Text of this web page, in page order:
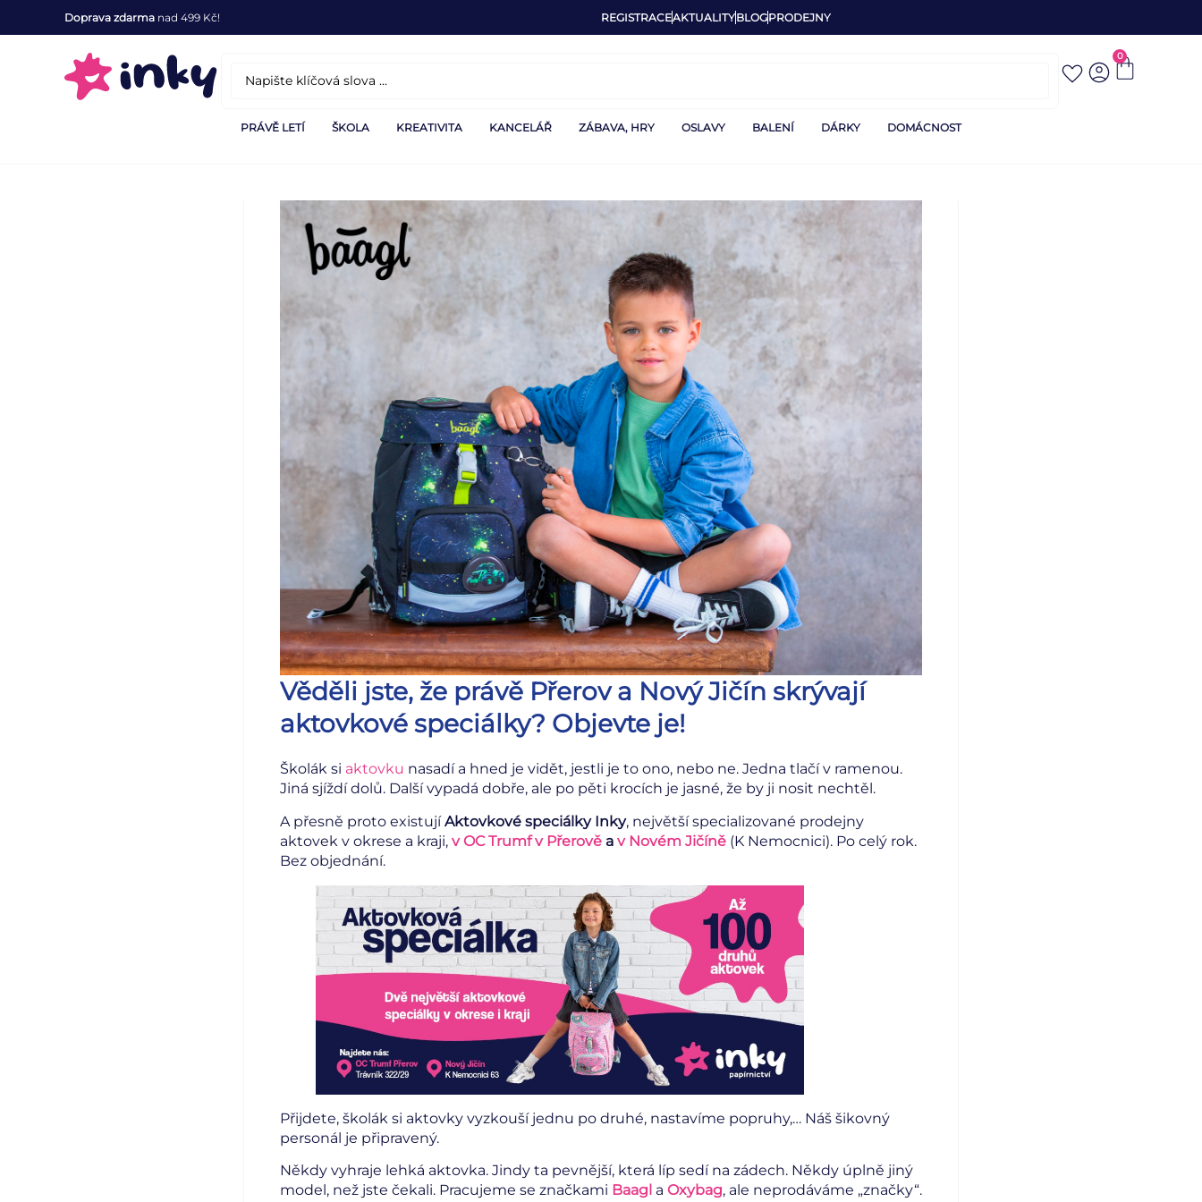
Doprava zdarma nad 499 Kč! REGISTRACEAKTUALITYBLOGPRODEJNY
0
PRÁVĚ LETÍ ŠKOLA KREATIVITA KANCELÁŘ ZÁBAVA, HRY OSLAVY BALENÍ DÁRKY DOMÁCNOST
Věděli jste, že právě Přerov a Nový Jičín skrývají
aktovkové speciálky? Objevte je!
Školák si aktovku nasadí a hned je vidět, jestli je to ono, nebo ne. Jedna tlačí v ramenou.
Jiná sjíždí dolů. Další vypadá dobře, ale po pěti krocích je jasné, že by ji nosit nechtěl.
A přesně proto existujíAktovkové speciálky Inky, největší specializované prodejny
aktovek v okrese a kraji, v OC Trumf v Přerově a v Novém Jičíně (K Nemocnici). Po celý rok.
Bez objednání.
Přijdete, školák si aktovky vyzkouší jednu po druhé, nastavíme popruhy,… Náš šikovný
personál je připravený.
Někdy vyhraje lehká aktovka. Jindy ta pevnější, která líp sedí na zádech. Někdy úplně jiný
model, než jste čekali. Pracujeme se značkami Baagl a Oxybag, ale neprodáváme „značky“.